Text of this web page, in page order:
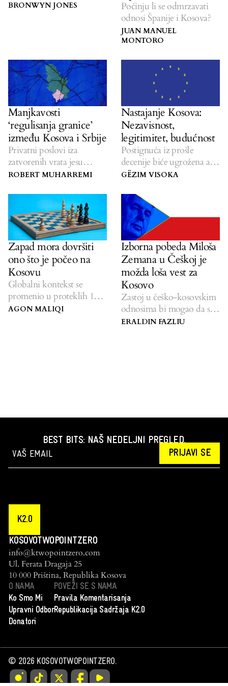
dogovora između Kosova i
BRONWYN JONES
Počinju li se odmrzavati
odnosi Španije i Kosova?
JUAN MANUEL
MONTORO
Manjkavosti
‘regulisanja granice’
između Kosova i Srbije
Privatni poslovi iza
zatvorenih vrata jesu
recept za buduće sukobe.
ROBERT MUHARREMI
Nastajanje Kosova:
Nezavisnost,
legitimitet, budućnost
Postignuća iz prošle
decenije biće ugrožena ako
politički lideri ne
prioritetizuju nacionalne
interese.
GËZIM VISOKA
Zapad mora dovršiti
ono što je počeo na
Kosovu
Globalni kontekst se
promenio u proteklih 10
godina, ostavljajući
AGON MALIQI
Izborna pobeda Miloša
Zemana u Češkoj je
možda loša vest za
Kosovo
Zastoj u češko-kosovskim
odnosima bi mogao da se
nastavi.
ERALDIN FAZLIU
BEST BITS: NAŠ NEDELJNI PREGLED.
PRIJAVI SE
K2.0
KOSOVOTWOPOINTZERO
info@ktwopointzero.com
Ul. Ferata Dragaja 25
10 000 Priština, Republika Kosova
O NAMA
Ko Smo Mi
Upravni Odbor
Donatori
POVEŽI SE S NAMA
Pravila Komentarisanja
Republikacija Sadržaja K2.0
© 2026KOSOVOTWOPOINTZERO.